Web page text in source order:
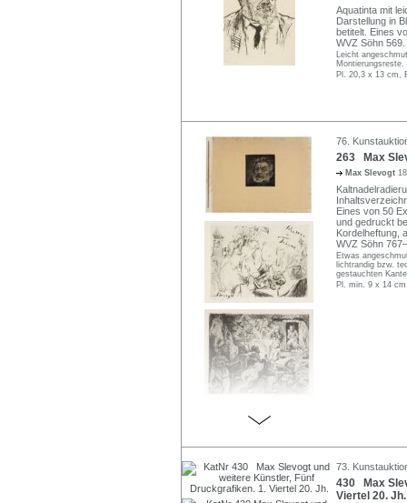
Aquatinta mit
Darstellung in
betitelt. Eines
WVZ Söhn 569.
Leicht
Montierungsreste.
Pl. 20,3 x 13 cm,
76.
263 Max
Max Slevogt
Eines von 50
und gedruckt
Kordelheftung,
WVZ Söhn
Etwas
lichtrandig bzw.
gestauchten
Pl. min. 9 x 14
73.
430 Max
Viertel 20. Jh.